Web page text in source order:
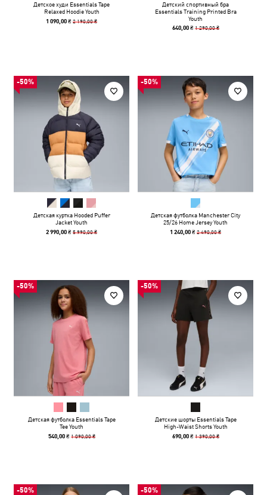
Детское худи Essentials Tape
Relaxed Hoodie Youth
1 090,00 ₴2 190,00 ₴
Детский спортивный бра
Essentials Training Printed Bra
Youth
640,00 ₴ 1 290,00 ₴
-50%
Детская куртка Hooded Puffer
Jacket Youth
2 990,00 ₴5 990,00 ₴
-50%
Детская футболка Manchester City
25/26 Home Jersey Youth
1 240,00 ₴2 490,00 ₴
-50%
Детская футболка Essentials Tape
Tee Youth
540,00 ₴ 1 090,00 ₴
-50%
Детские шорты Essentials Tape
High-Waist Shorts Youth
690,00 ₴ 1 390,00 ₴
-50% -50%